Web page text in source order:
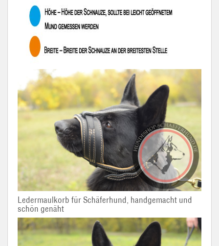
Ledermaulkorb für Schäferhund, handgemacht und
schön genäht